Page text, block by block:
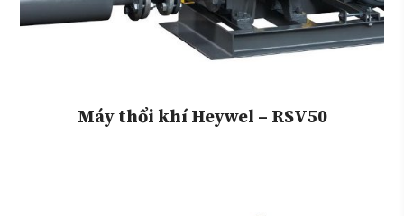
Máy thổi khí Heywel – RSV50